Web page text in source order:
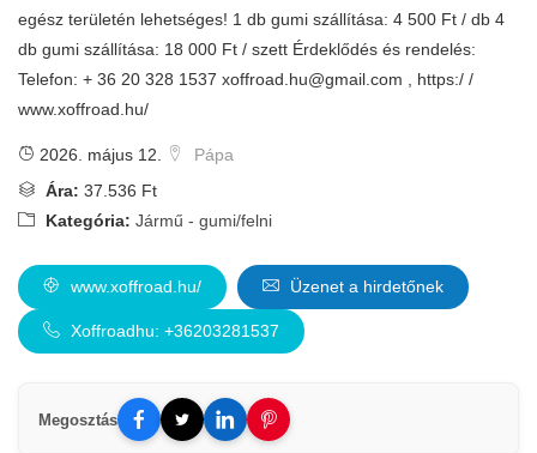
egész területén lehetséges! 1 db gumi szállítása: 4 500 Ft / db 4
db gumi szállítása: 18 000 Ft / szett Érdeklődés és rendelés:
Telefon: + 36 20 328 1537 xoffroad.hu@gmail.com , https:/ /
www.xoffroad.hu/
2026. május 12.
Pápa
Ára: 37.536 Ft
Kategória: Jármű - gumi/felni
www.xoffroad.hu/ Üzenet a hirdetőnek
Xoffroadhu: +36203281537
Megosztás